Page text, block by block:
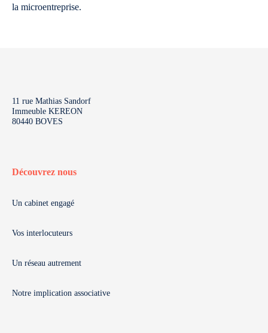
la microentreprise.
11 rue Mathias Sandorf
Immeuble KEREON
80440 BOVES
Découvrez nous
Un cabinet engagé
Vos interlocuteurs
Un réseau autrement
Notre implication associative